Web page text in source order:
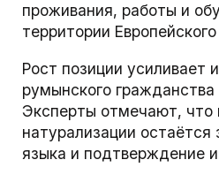
проживания, работы и
территории
Рост позиции усиливает
румынского
Эксперты отмечают,
натурализации остаётся
языка и подтверждение